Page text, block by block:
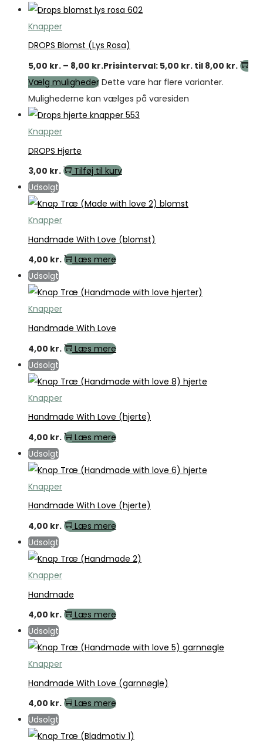
Knapper
DROPS Blomst (Lys Rosa)
5,00 kr. – 8,00 kr.Prisinterval: 5,00 kr. til 8,00 kr.
Vælg muligheder Dette vare har flere varianter.
Mulighederne kan vælges på varesiden
Knapper
DROPS Hjerte
3,00 kr.
Tilføj til kurv
Udsolgt
Knapper
Handmade With Love (blomst)
4,00 kr.
Læs mere
Udsolgt
Knapper
Handmade With Love
4,00 kr.
Læs mere
Udsolgt
Knapper
Handmade With Love (hjerte)
4,00 kr.
Læs mere
Udsolgt
Knapper
Handmade With Love (hjerte)
4,00 kr.
Læs mere
Udsolgt
Knapper
Handmade
4,00 kr.
Læs mere
Udsolgt
Knapper
Handmade With Love (garnnøgle)
4,00 kr.
Læs mere
Udsolgt